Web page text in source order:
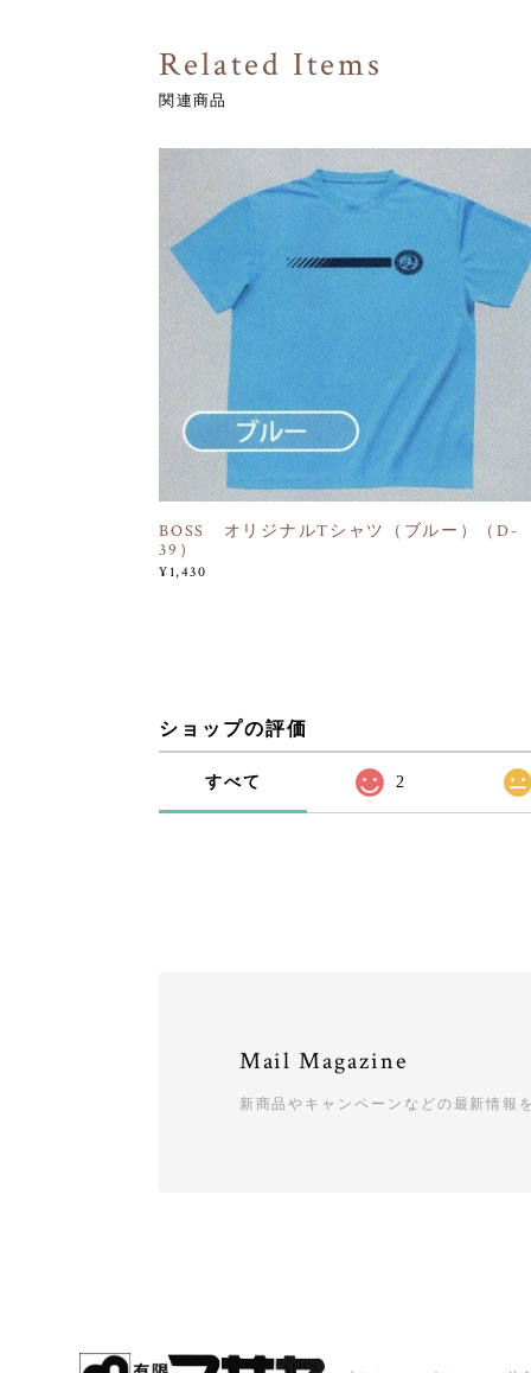
Related Items
関連商品
BOSS オリジナルTシャツ（ブルー）（D-
39）
¥1,430
ショップの評価
すべて 2
Mail Magazine
新商品やキャンペーンなどの最新情報